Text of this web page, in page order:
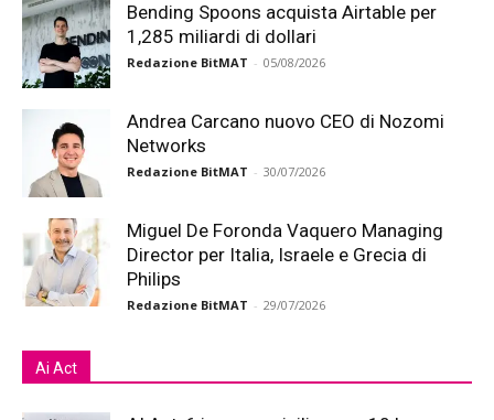
Bending Spoons acquista Airtable per
1,285 miliardi di dollari
Redazione BitMAT - 05/08/2026
Andrea Carcano nuovo CEO di Nozomi
Networks
Redazione BitMAT - 30/07/2026
Miguel De Foronda Vaquero Managing
Director per Italia, Israele e Grecia di
Philips
Redazione BitMAT - 29/07/2026
Ai Act